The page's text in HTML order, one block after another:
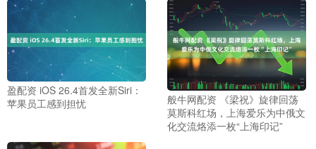
盈配资 iOS 26.4首发全新Siri：
苹果员工感到担忧
般牛网配资 《梁祝》旋律回荡
莫斯科红场，上海爱乐为中俄文
化交流烙添一枚“上海印记”